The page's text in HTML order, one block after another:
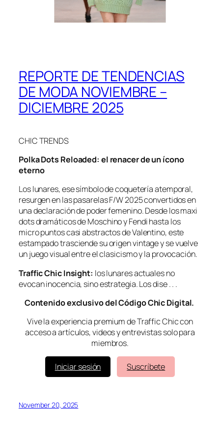
REPORTE DE TENDENCIAS
DE MODA NOVIEMBRE –
DICIEMBRE 2025
CHIC TRENDS
Polka Dots Reloaded: el renacer de un ícono
eterno
Los lunares, ese símbolo de coquetería atemporal,
resurgen en las pasarelas F/W 2025 convertidos en
una declaración de poder femenino. Desde los maxi
dots dramáticos deMoschinoy Fendi hasta los
micro puntos casi abstractos deValentino, este
estampado trasciende su origenvintagey se vuelve
un juego visual entre el clasicismo y la provocación.
Traffic Chic Insight: los lunares actuales no
evocan inocencia, sino estrategia. Los dise . . .
Contenido exclusivo del Código Chic Digital.
Vive la experiencia premium de Traffic Chic con
acceso a artículos, videos y entrevistas solo para
miembros.
Iniciar sesión Suscríbete
November 20, 2025